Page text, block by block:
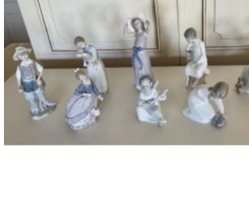
ПЕРЕЙТИ К ТОВАРУ